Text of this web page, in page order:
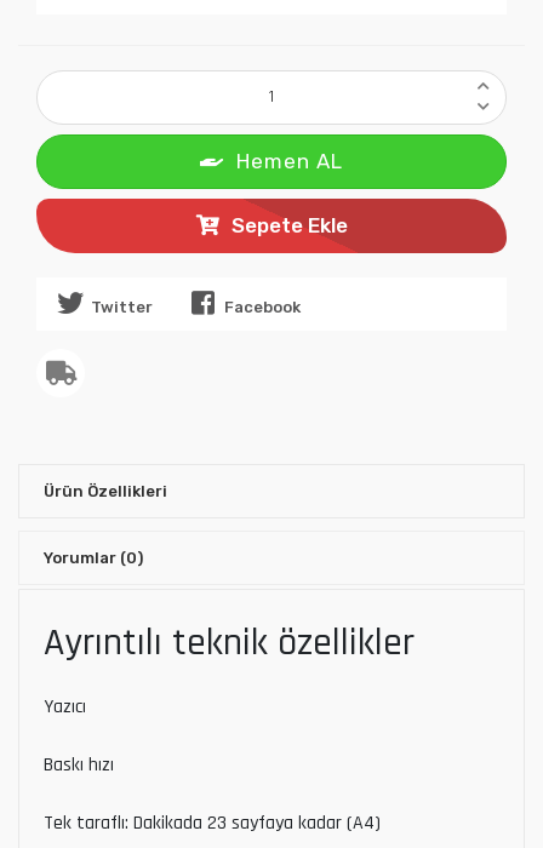
Hemen AL
Sepete Ekle
Twitter Facebook
Ürün Özellikleri
Yorumlar (0)
Ayrıntılı teknik özellikler
Yazıcı
Baskı hızı
Tek taraflı: Dakikada 23 sayfaya kadar (A4)